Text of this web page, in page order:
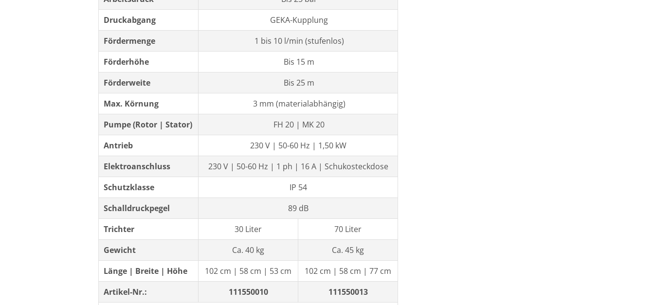
Druckabgang
GEKA-Kupplung
Fördermenge
1 bis 10 l/min (stufenlos)
Förderhöhe
Bis 15 m
Förderweite
Bis 25 m
Max. Körnung
3 mm (materialabhängig)
Pumpe (Rotor | Stator)
FH 20 | MK 20
Antrieb
230 V | 50-60 Hz | 1,50 kW
Elektroanschluss
230 V | 50-60 Hz | 1 ph | 16 A | Schukosteckdose
Schutzklasse
IP 54
Schalldruckpegel
89 dB
Trichter
30 Liter
70 Liter
Gewicht
Ca. 40 kg
Ca. 45 kg
Länge | Breite | Höhe
102 cm | 58 cm | 53 cm
102 cm | 58 cm | 77 cm
Artikel-Nr.:
111550010 111550013